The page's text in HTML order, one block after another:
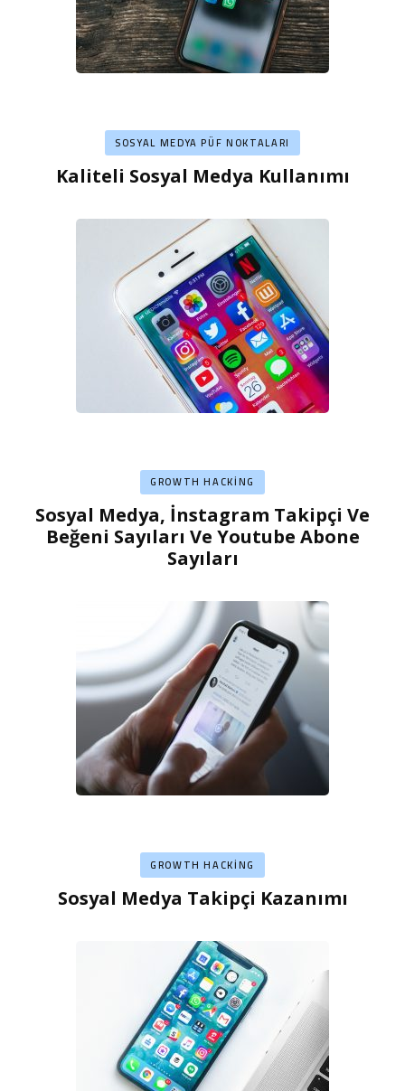
SOSYAL MEDYA PÜF NOKTALARI
Kaliteli Sosyal Medya Kullanımı
GROWTH HACKING
Sosyal Medya, İnstagram Takipçi Ve
Beğeni Sayıları Ve Youtube Abone
Sayıları
GROWTH HACKING
Sosyal Medya Takipçi Kazanımı